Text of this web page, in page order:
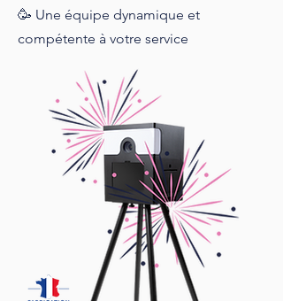
🥳 Une équipe dynamique et
compétente à votre service